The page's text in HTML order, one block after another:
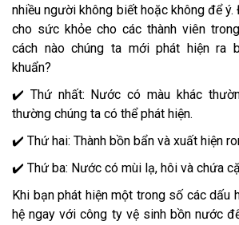
nhiều người không biết hoặc không để
cho sức khỏe cho các thành viên
cách nào chúng ta mới phát hiện ra
khuẩn?
✔️ Thứ nhất: Nước có màu khác
thường chúng ta có thể phát hiện.
✔️ Thứ hai: Thành bồn bẩn và xuất hiện
✔️ Thứ ba: Nước có mùi lạ, hôi và chứa
Khi bạn phát hiện một trong số các dấu
hệ ngay với công ty vệ sinh bồn nước